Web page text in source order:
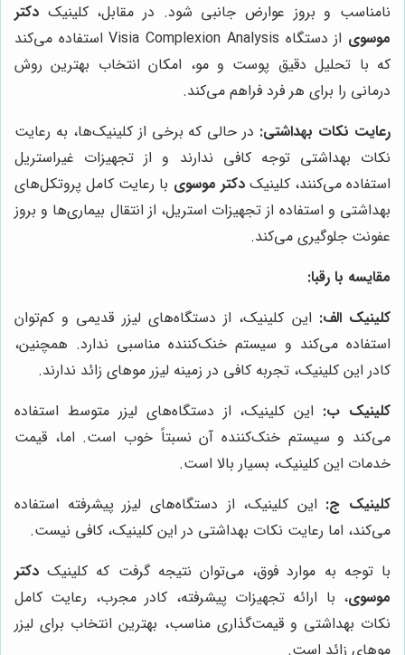
نامناسب و بروز عوارض جانبی شود. در مقابل، کلینیک دکتر
موسوی
از دستگاه Visia Complexion Analysis استفاده می‌کند
که با تحلیل دقیق پوست و مو، امکان انتخاب بهترین روش
درمانی را برای هر فرد فراهم می‌کند.
رعایت نکات بهداشتی: در حالی که برخی از کلینیک‌ها، به رعایت
نکات بهداشتی توجه کافی ندارند و از تجهیزات غیراستریل
استفاده می‌کنند، کلینیکدکتر موسوی با رعایت کامل پروتکل‌های
بهداشتی و استفاده از تجهیزات استریل، از انتقال بیماری‌ها و بروز
عفونت جلوگیری می‌کند.
مقایسه با رقبا:
کلینیک الف: این کلینیک، از دستگاه‌های لیزر قدیمی و کم‌توان
استفاده می‌کند و سیستم خنک‌کننده مناسبی ندارد. همچنین،
کادر این کلینیک، تجربه کافی در زمینه لیزر موهای زائد ندارند.
کلینیک ب: این کلینیک، از دستگاه‌های لیزر متوسط استفاده
می‌کند و سیستم خنک‌کننده آن نسبتاً خوب است. اما، قیمت
خدمات این کلینیک، بسیار بالا است.
کلینیک ج: این کلینیک، از دستگاه‌های لیزر پیشرفته استفاده
می‌کند، اما رعایت نکات بهداشتی در این کلینیک، کافی نیست.
با توجه به موارد فوق، می‌توان نتیجه گرفت که کلینیک دکتر
موسوی، با ارائه تجهیزات پیشرفته، کادر مجرب، رعایت کامل
نکات بهداشتی و قیمت‌گذاری مناسب، بهترین انتخاب برای لیزر
موهای زائد است.